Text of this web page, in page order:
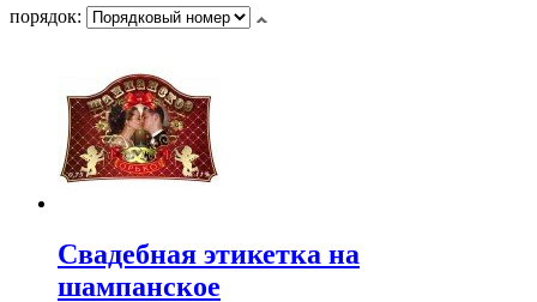
порядок:
Свадебная этикетка на
шампанское